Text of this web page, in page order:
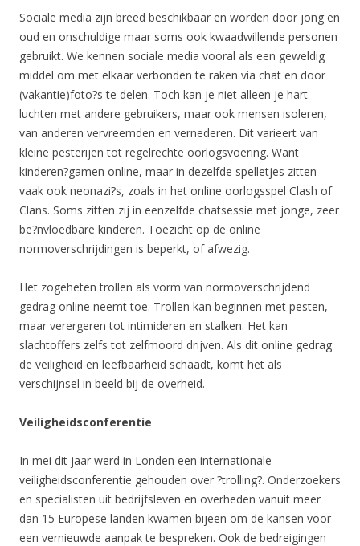
Sociale media zijn breed beschikbaar en worden door jong en
oud en onschuldige maar soms ook kwaadwillende personen
gebruikt. We kennen sociale media vooral als een geweldig
middel om met elkaar verbonden te raken via chat en door
(vakantie)foto?s te delen. Toch kan je niet alleen je hart
luchten met andere gebruikers, maar ook mensen isoleren,
van anderen vervreemden en vernederen. Dit varieert van
kleine pesterijen tot regelrechte oorlogsvoering. Want
kinderen?gamen online, maar in dezelfde spelletjes zitten
vaak ook neonazi?s, zoals in het online oorlogsspel Clash of
Clans. Soms zitten zij in eenzelfde chatsessie met jonge, zeer
be?nvloedbare kinderen. Toezicht op de online
normoverschrijdingen is beperkt, of afwezig.
Het zogeheten trollen als vorm van normoverschrijdend
gedrag online neemt toe. Trollen kan beginnen met pesten,
maar verergeren tot intimideren en stalken. Het kan
slachtoffers zelfs tot zelfmoord drijven. Als dit online gedrag
de veiligheid en leefbaarheid schaadt, komt het als
verschijnsel in beeld bij de overheid.
Veiligheidsconferentie
In mei dit jaar werd in Londen een internationale
veiligheidsconferentie gehouden over ?trolling?. Onderzoekers
en specialisten uit bedrijfsleven en overheden vanuit meer
dan 15 Europese landen kwamen bijeen om de kansen voor
een vernieuwde aanpak te bespreken. Ook de bedreigingen